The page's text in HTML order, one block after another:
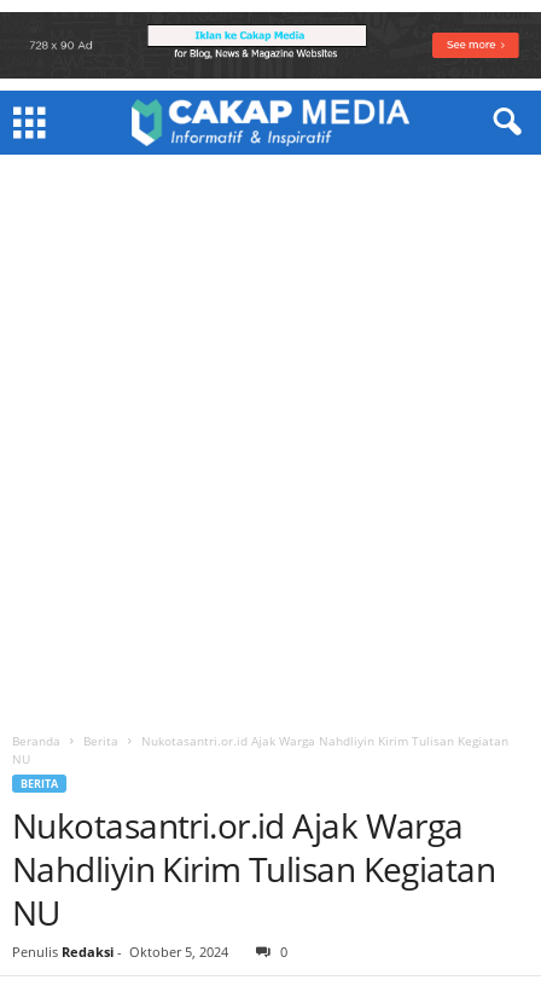
Beranda Berita
Nukotasantri.or.id Ajak Warga Nahdliyin Kirim Tulisan Kegiatan
NU
BERITA
Nukotasantri.or.id Ajak Warga
Nahdliyin Kirim Tulisan Kegiatan
NU
Penulis Redaksi - Oktober 5, 2024 0